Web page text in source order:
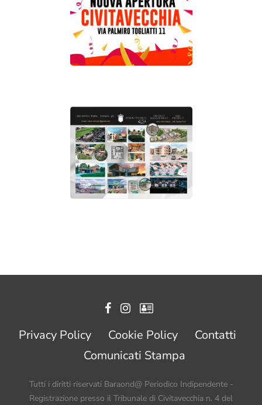
Privacy Policy Cookie Policy
Contatti
Comunicati Stampa
Tutti i diritti riservati Baraond@ Periodico Indipendente -
Registrazione presso il Tribunale di Civitavecchia n. 4 del